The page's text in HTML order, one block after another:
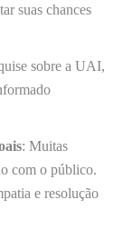
suas chances
sobre a UAI,
: Muitas
com o público.
e resolução